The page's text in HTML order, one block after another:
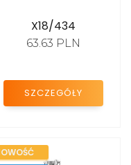
X18/434
63.63 PLN
SZCZEGÓŁY